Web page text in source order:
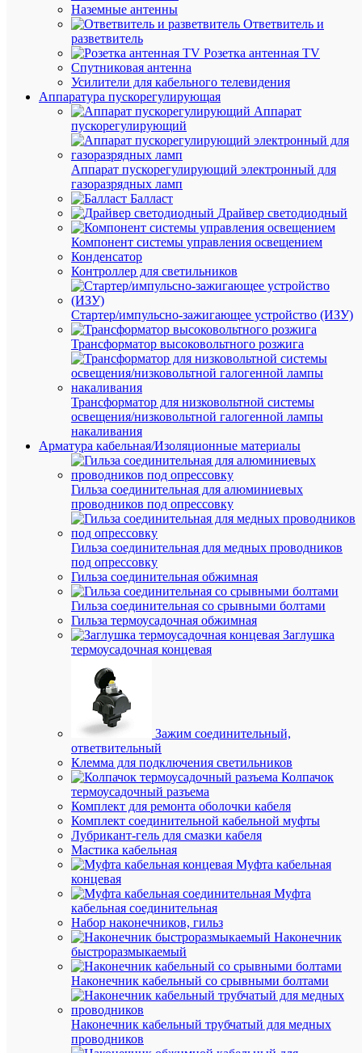
Наземные антенны
Ответвитель и
разветвитель
Розетка антенная TV
Спутниковая антенна
Усилители для кабельного телевидения
Аппаратура пускорегулирующая
Аппарат
пускорегулирующий
Аппарат пускорегулирующий электронный для
газоразрядных ламп
Балласт
Драйвер светодиодный
Компонент системы управления освещением
Конденсатор
Контроллер для светильников
Стартер/импульсно-зажигающее устройство (ИЗУ)
Трансформатор высоковольтного розжига
Трансформатор для низковольтной системы
освещения/низковольтной галогенной лампы
накаливания
Арматура кабельная/Изоляционные материалы
Гильза соединительная для алюминиевых
проводников под опрессовку
Гильза соединительная для медных проводников
под опрессовку
Гильза соединительная обжимная
Гильза соединительная со срывными болтами
Гильза термоусадочная обжимная
Заглушка
термоусадочная концевая
Зажим соединительный,
ответвительный
Клемма для подключения светильников
Колпачок
термоусадочный разъема
Комплект для ремонта оболочки кабеля
Комплект соединительной кабельной муфты
Лубрикант-гель для смазки кабеля
Мастика кабельная
Муфта кабельная
концевая
Муфта
кабельная соединительная
Набор наконечников, гильз
Наконечник
быстроразмыкаемый
Наконечник кабельный со срывными болтами
Наконечник кабельный трубчатый для медных
проводников
ФР-
жилы
при
на